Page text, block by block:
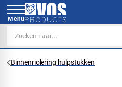
Menu
Binnenriolering hulpstukken